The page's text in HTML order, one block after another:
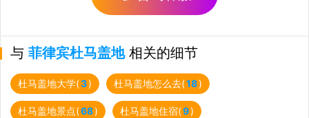
与 菲律宾杜马盖地相关的细节
杜马盖地大学(3) 杜马盖地怎么去(18)
杜马盖地景点(68) 杜马盖地住宿(9)